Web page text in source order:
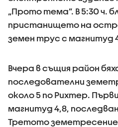
„Прото тема”. В 5:30 ч.
пристанището на
земен трус с магнитуд
Вчера в същия район
последователни
около 5 по Рихтер.
магнитуд 4,8,
Третото земетресение